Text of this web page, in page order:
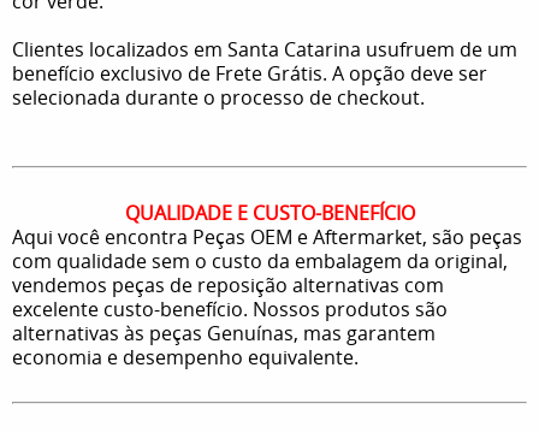
Clientes localizados em Santa Catarina usufruem de um
benefício exclusivo de Frete Grátis. A opção deve ser
selecionada durante o processo de checkout.
QUALIDADE E CUSTO-BENEFÍCIO
Aqui você encontra Peças OEM e Aftermarket, são peças
com qualidade sem o custo da embalagem da original,
vendemos peças de reposição alternativas com
excelente custo-benefício. Nossos produtos são
alternativas às peças Genuínas, mas garantem
economia e desempenho equivalente.